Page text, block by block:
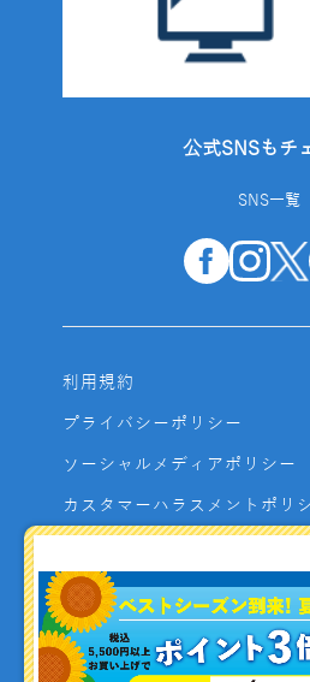
公式SNSもチ
SNS一覧
利用規約
プライバシーポリシー
ソーシャルメディアポリシー
カスタマーハラスメントポリ
よくあるご質問
お問い合わせ
利用者資金の保全方法